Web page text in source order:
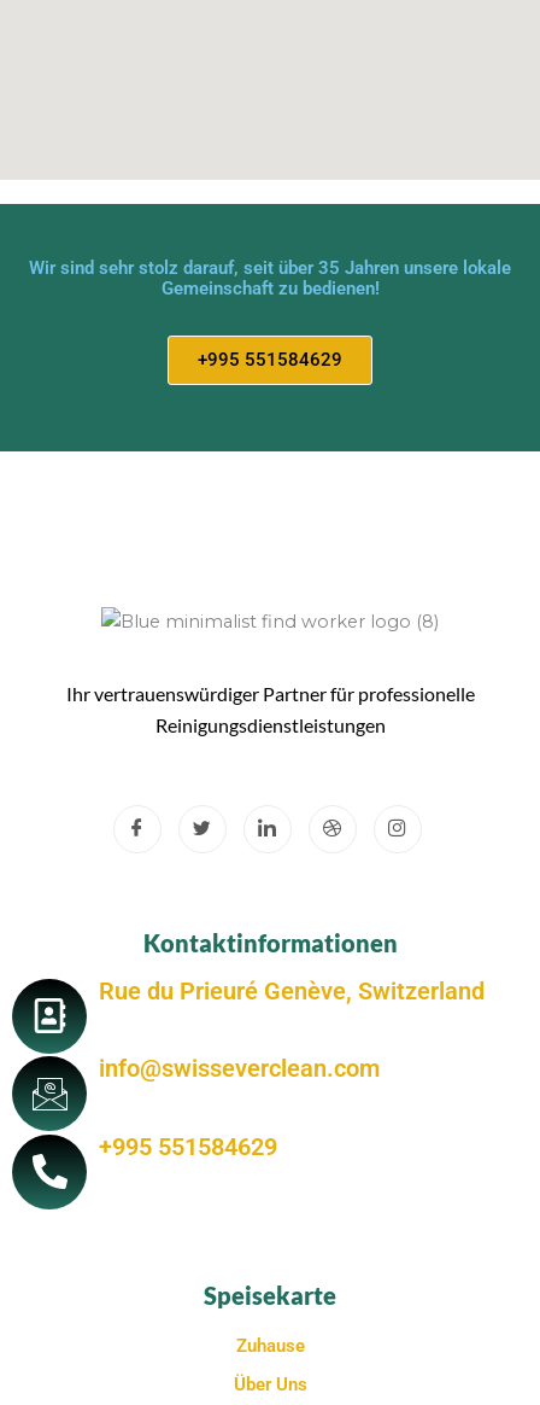
Wir sind sehr stolz darauf, seit über 35 Jahren unsere lokale
Gemeinschaft zu bedienen!
+995 551584629
Ihr vertrauenswürdiger Partner für professionelle
Reinigungsdienstleistungen
Kontaktinformationen
Rue du Prieuré Genève, Switzerland
info@swisseverclean.com
+995 551584629
Speisekarte
Zuhause
Über Uns